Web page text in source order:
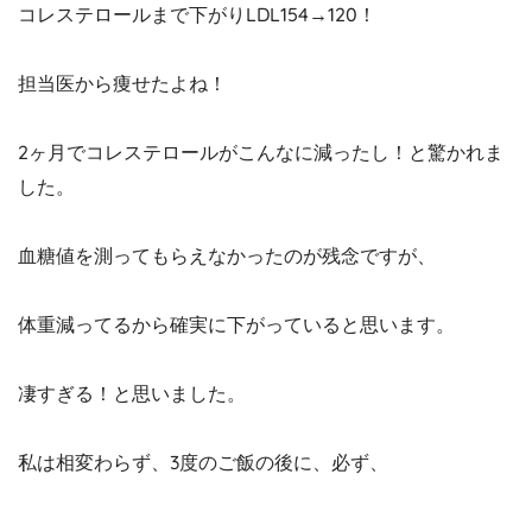
コレステロールまで下がりLDL154→120！
担当医から痩せたよね！
2ヶ月でコレステロールがこんなに減ったし！と驚かれま
した。
血糖値を測ってもらえなかったのが残念ですが、
体重減ってるから確実に下がっていると思います。
凄すぎる！と思いました。
私は相変わらず、3度のご飯の後に、必ず、